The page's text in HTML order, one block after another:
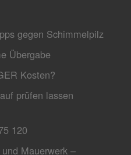
gegen Schimmelpilz
Übergabe
Kosten?
prüfen lassen
120
Mauerwerk –